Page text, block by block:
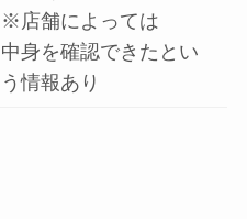
※店舗によっては
中身を確認できたとい
う情報あり